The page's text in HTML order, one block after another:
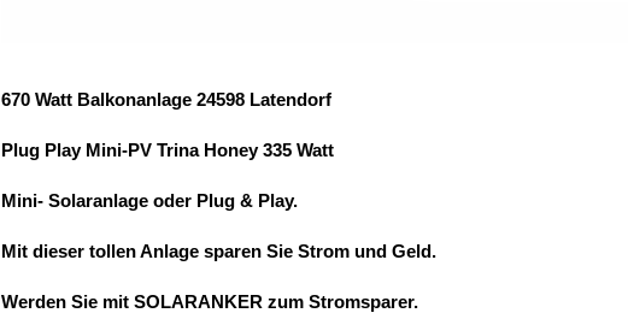
670 Watt Balkonanlage 24598 Latendorf
Plug Play Mini-PV Trina Honey 335 Watt
Mini- Solaranlage oder Plug & Play.
Mit dieser tollen Anlage sparen Sie Strom und Geld.
Werden Sie mit SOLARANKER zum Stromsparer.